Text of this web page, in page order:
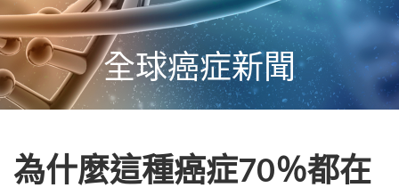
全球癌症新聞
為什麼這種癌症70％都在